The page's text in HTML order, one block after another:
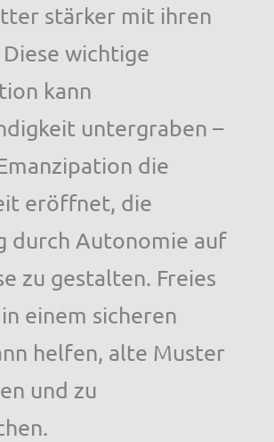
stärker mit ihren
wichtige
kann
untergraben –
die
eröffnet, die
durch Autonomie auf
zu gestalten. Freies
einem sicheren
helfen, alte Muster
und zu